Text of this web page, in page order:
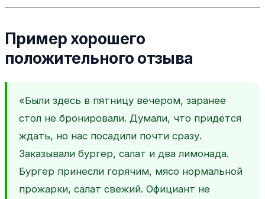
Пример хорошего
положительного отзыва
«Были здесь в пятницу вечером, заранее
стол не бронировали. Думали, что придётся
ждать, но нас посадили почти сразу.
Заказывали бургер, салат и два лимонада.
Бургер принесли горячим, мясо нормальной
прожарки, салат свежий. Официант не